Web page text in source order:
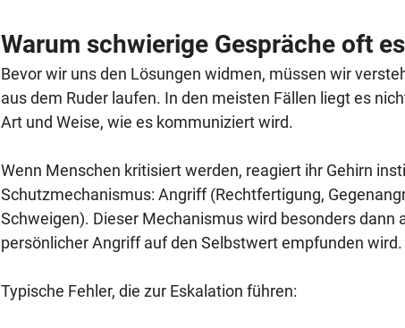
Warum schwierige Gespräche oft
Bevor wir uns den Lösungen widmen, müssen wir
aus dem Ruder laufen. In den meisten Fällen liegt es
Art und Weise, wie es kommuniziert wird.
Wenn Menschen kritisiert werden, reagiert ihr Gehirn
Schutzmechanismus: Angriff (Rechtfertigung,
Schweigen). Dieser Mechanismus wird besonders dann
persönlicher Angriff auf den Selbstwert empfunden wird.
Typische Fehler, die zur Eskalation führen: